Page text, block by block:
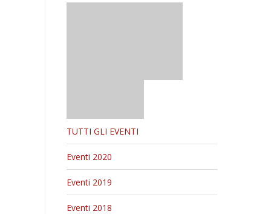
TUTTI GLI EVENTI
Eventi 2020
Eventi 2019
Eventi 2018